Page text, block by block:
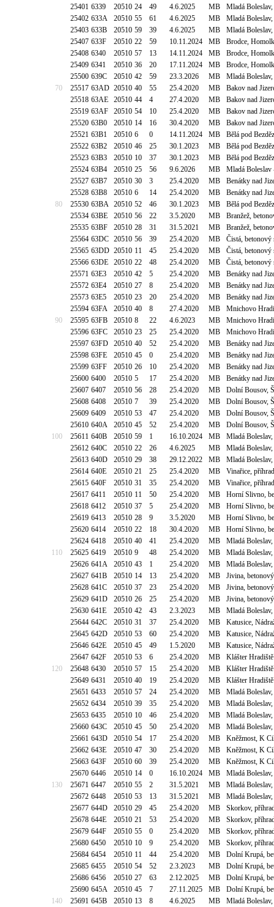
25401 6339 20510 24 49 4.6.2025 MB
Mladá
25402 633A 20510 55 61 4.6.2025 MB
Mladá
25403 633B 20510 59 39 4.6.2025 MB
Mladá
25407 633F 20510 22 59 10.11.2024 MB
Brodce,
25408 6340 20510 57 13 14.11.2024 MB
Brodce,
25409 6341 20510 36 20 17.11.2024 MB
Brodce,
25500 639C 20510 42 59 23.3.2026 MB
Mladá
70
25517 63AD 20510 40 55 25.4.2020 MB
Bakov nad
25518 63AE 20510 44 4 27.4.2020 MB
Bakov nad
25519 63AF 20510 54 10 25.4.2020 MB
Bakov nad
25520 63B0 20510 14 16 30.4.2020 MB
Bakov nad
25521 63B1 20510 6 0 14.11.2024 MB
Bělá pod
25522 63B2 20510 46 25 30.1.2023 MB
Bělá pod
25523 63B3 20510 10 37 30.1.2023 MB
Bělá pod
25524 63B4 20510 25 56 9.6.2026 MB
Mladá
25527 63B7 20510 30 3 25.4.2020 MB
Benátky nad
25528 63B8 20510 6 14 25.4.2020 MB
Benátky nad
80
25530 63BA 20510 52 46 30.1.2023 MB
Bělá pod
25534 63BE 20510 56 22 3.5.2020 MB
Branžež,
25535 63BF 20510 28 31 31.5.2021 MB
Branžež,
25564 63DC 20510 56 39 25.4.2020 MB
Čistá, betonový
25565 63DD 20510 11 45 25.4.2020 MB
Čistá, betonový
25566 63DE 20510 22 48 25.4.2020 MB
Čistá, betonový
25571 63E3 20510 42 5 25.4.2020 MB
Benátky nad
25572 63E4 20510 27 8 25.4.2020 MB
Benátky nad
25573 63E5 20510 23 20 25.4.2020 MB
Benátky nad
25594 63FA 20510 40 8 27.4.2020 MB
Mnichovo
90
25595 63FB 20510 8 22 4.6.2023 MB
Mnichovo
25596 63FC 20510 23 25 25.4.2020 MB
Mnichovo
25597 63FD 20510 40 52 25.4.2020 MB
Benátky nad
25598 63FE 20510 45 0 25.4.2020 MB
Benátky nad
25599 63FF 20510 26 10 25.4.2020 MB
Benátky nad
25600 6400 20510 5 17 25.4.2020 MB
Benátky nad
25607 6407 20510 56 28 25.4.2020 MB
Dolní Bousov,
25608 6408 20510 7 39 25.4.2020 MB
Dolní Bousov,
25609 6409 20510 53 47 25.4.2020 MB
Dolní Bousov,
25610 640A 20510 45 52 25.4.2020 MB
Dolní Bousov,
100
25611 640B 20510 59 1 16.10.2024 MB
Mladá
25612 640C 20510 22 26 4.6.2025 MB
Mladá
25613 640D 20510 29 38 29.12.2022 MB
Mladá
25614 640E 20510 21 25 25.4.2020 MB
Vinařice,
25615 640F 20510 31 35 25.4.2020 MB
Vinařice,
25617 6411 20510 11 50 25.4.2020 MB
Horní Slivno,
25618 6412 20510 37 5 25.4.2020 MB
Horní Slivno,
25619 6413 20510 28 9 3.5.2020 MB
Horní Slivno,
25620 6414 20510 22 18 30.4.2020 MB
Horní Slivno,
25624 6418 20510 40 41 25.4.2020 MB
Mladá
110
25625 6419 20510 9 48 25.4.2020 MB
Mladá
25626 641A 20510 43 1 25.4.2020 MB
Mladá
25627 641B 20510 14 13 25.4.2020 MB
Jivina,
25628 641C 20510 37 23 25.4.2020 MB
Jivina,
25629 641D 20510 26 25 25.4.2020 MB
Jivina,
25630 641E 20510 42 43 2.3.2023 MB
Mladá
25644 642C 20510 31 37 25.4.2020 MB
Katusice,
25645 642D 20510 53 60 25.4.2020 MB
Katusice,
25646 642E 20510 45 49 1.5.2020 MB
Katusice,
25647 642F 20510 53 6 25.4.2020 MB
Klášter
120
25648 6430 20510 57 15 25.4.2020 MB
Klášter
25649 6431 20510 40 19 25.4.2020 MB
Klášter
25651 6433 20510 57 24 25.4.2020 MB
Mladá
25652 6434 20510 39 35 25.4.2020 MB
Mladá
25653 6435 20510 10 46 25.4.2020 MB
Mladá
25660 643C 20510 45 50 25.4.2020 MB
Mladá
25661 643D 20510 54 17 25.4.2020 MB
Kněžmost, K
25662 643E 20510 47 30 25.4.2020 MB
Kněžmost, K
25663 643F 20510 60 39 25.4.2020 MB
Kněžmost, K
25670 6446 20510 14 0 16.10.2024 MB
Mladá
130
25671 6447 20510 55 2 31.5.2021 MB
Mladá
25672 6448 20510 53 13 31.5.2021 MB
Mladá
25677 644D 20510 29 45 25.4.2020 MB
Skorkov,
25678 644E 20510 21 53 25.4.2020 MB
Skorkov,
25679 644F 20510 55 0 25.4.2020 MB
Skorkov,
25680 6450 20510 10 9 25.4.2020 MB
Skorkov,
25684 6454 20510 11 44 25.4.2020 MB
Dolní Krupá,
25685 6455 20510 54 52 2.3.2023 MB
Dolní Krupá,
25686 6456 20510 27 63 2.12.2025 MB
Dolní Krupá,
25690 645A 20510 45 7 27.11.2025 MB
Dolní Krupá,
140
25691 645B 20510 13 8 4.6.2025 MB Mladá